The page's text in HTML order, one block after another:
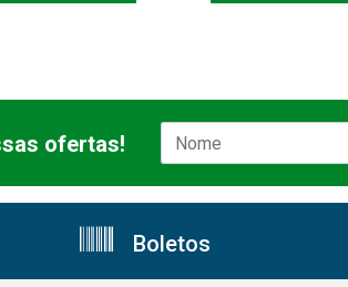
ofertas!
Boletos